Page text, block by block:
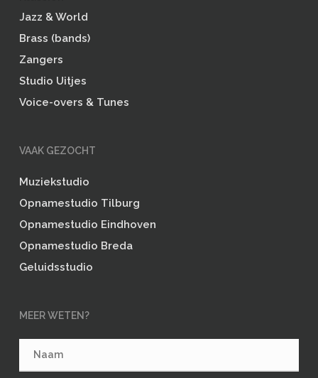
Jazz & World
Brass (bands)
Zangers
Studio Uitjes
Voice-overs & Tunes
VAAK GEZOCHT
Muziekstudio
Opnamestudio Tilburg
Opnamestudio Eindhoven
Opnamestudio Breda
Geluidsstudio
MEER WETEN?